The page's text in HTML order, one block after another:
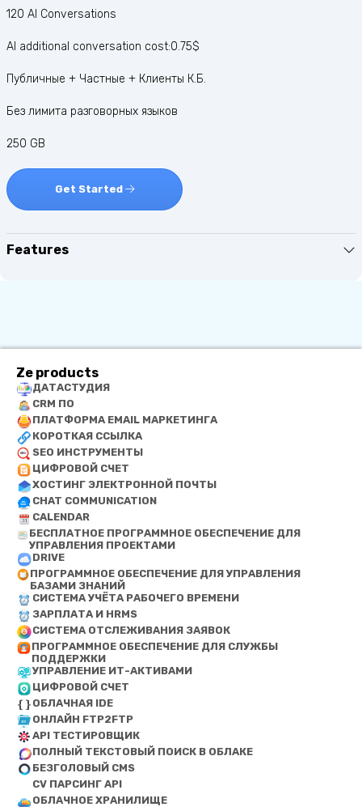
120 AI Conversations
AI additional conversation cost:0.75$
Публичные + Частные + Клиенты К.Б.
Без лимита разговорных языков
250 GB
Get Started
Features
Ze products
ДАТАСТУДИЯ
CRM ПО
ПЛАТФОРМА EMAIL МАРКЕТИНГА
КОРОТКАЯ ССЫЛКА
SEO ИНСТРУМЕНТЫ
ЦИФРОВОЙ СЧЕТ
ХОСТИНГ ЭЛЕКТРОННОЙ ПОЧТЫ
CHAT COMMUNICATION
CALENDAR
БЕСПЛАТНОЕ ПРОГРАММНОЕ ОБЕСПЕЧЕНИЕ ДЛЯ
УПРАВЛЕНИЯ ПРОЕКТАМИ
DRIVE
ПРОГРАММНОЕ ОБЕСПЕЧЕНИЕ ДЛЯ УПРАВЛЕНИЯ
БАЗАМИ ЗНАНИЙ
СИСТЕМА УЧЁТА РАБОЧЕГО ВРЕМЕНИ
ЗАРПЛАТА И HRMS
СИСТЕМА ОТСЛЕЖИВАНИЯ ЗАЯВОК
ПРОГРАММНОЕ ОБЕСПЕЧЕНИЕ ДЛЯ СЛУЖБЫ
ПОДДЕРЖКИ
УПРАВЛЕНИЕ ИТ-АКТИВАМИ
ЦИФРОВОЙ СЧЕТ
ОБЛАЧНАЯ IDE
ОНЛАЙН FTP2FTP
API ТЕСТИРОВЩИК
ПОЛНЫЙ ТЕКСТОВЫЙ ПОИСК В ОБЛАКЕ
БЕЗГОЛОВЫЙ CMS
CV ПАРСИНГ API
ОБЛАЧНОЕ ХРАНИЛИЩЕ